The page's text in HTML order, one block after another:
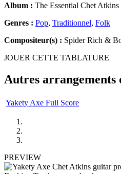
Album : The Essential Chet Atkins
Genres : Pop, Traditionnel, Folk
Compositeur(s) : Spider Rich &
JOUER CETTE TABLATURE
Autres arrangements
Yakety Axe Full Score
PREVIEW